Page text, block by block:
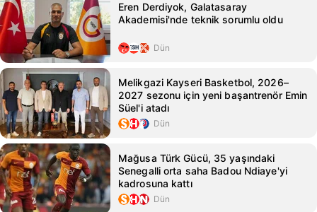
Eren Derdiyok, Galatasaray
Akademisi'nde teknik sorumlu oldu
Dün
Melikgazi Kayseri Basketbol, 2026–
2027 sezonu için yeni başantrenör Emin
Süel'i atadı
Dün
Mağusa Türk Gücü, 35 yaşındaki
Senegalli orta saha Badou Ndiaye'yi
kadrosuna kattı
Dün